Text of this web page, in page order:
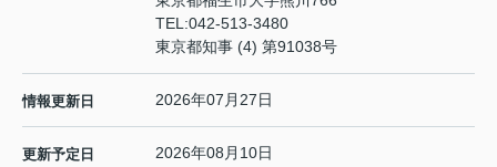
TEL:042-513-3480
東京都知事 (4) 第91038号
情報更新日 2026年07月27日
更新予定日 2026年08月10日